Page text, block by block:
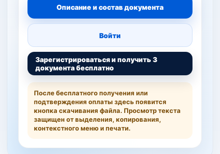
Описание и состав документа
Войти
Зарегистрироваться и получить 3
документа бесплатно
После бесплатного получения или
подтверждения оплаты здесь появится
кнопка скачивания файла. Просмотр текста
защищен от выделения, копирования,
контекстного меню и печати.